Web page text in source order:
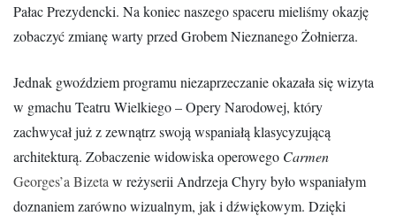
Pałac Prezydencki. Na koniec naszego spaceru mieliśmy okazję
zobaczyć zmianę warty przed Grobem Nieznanego Żołnierza.
Jednak gwoździem programu niezaprzeczanie okazała się wizyta
w gmachu Teatru Wielkiego – Opery Narodowej, który
zachwycał już z zewnątrz swoją wspaniałą klasycyzującą
architekturą. Zobaczenie widowiska operowego Carmen
Georges’a Bizeta w reżyserii Andrzeja Chyry było wspaniałym
doznaniem zarówno wizualnym, jak i dźwiękowym. Dzięki